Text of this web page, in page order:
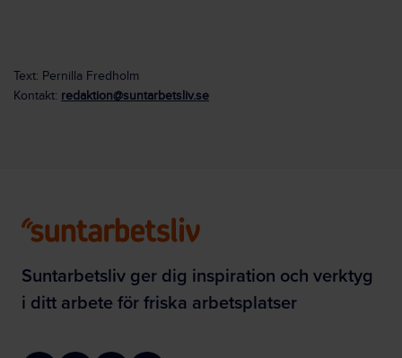
Text: Pernilla Fredholm
Kontakt: redaktion@suntarbetsliv.se
Suntarbetsliv ger dig inspiration och verktyg
i ditt arbete för friska arbetsplatser